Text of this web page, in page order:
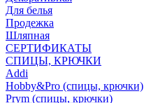
Для белья
Продежка
Шляпная
СЕРТИФИКАТЫ
СПИЦЫ, КРЮЧКИ
Addi
Hobby&Pro (спицы, крючки)
Prym (спицы, крючки)